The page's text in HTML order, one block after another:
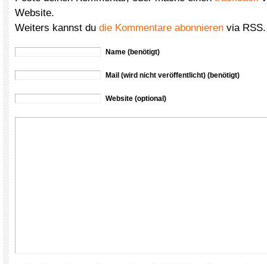
Website.
Weiters kannst du die Kommentare abonnieren via RSS.
Name (benötigt)
Mail (wird nicht veröffentlicht) (benötigt)
Website (optional)